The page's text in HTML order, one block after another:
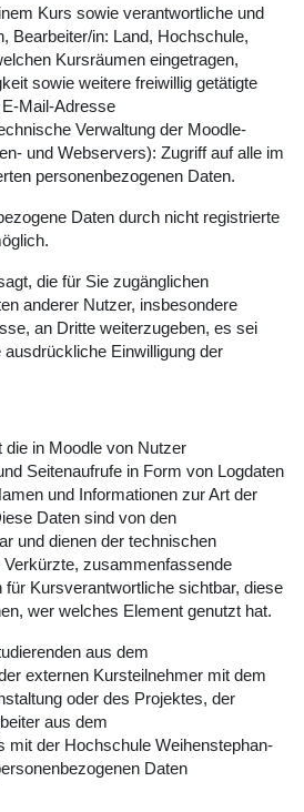
Kurs sowie verantwortliche und
Bearbeiter/in: Land, Hochschule,
Kursräumen eingetragen,
sowie weitere freiwillig getätigte
E-Mail-Adresse
Verwaltung der Moodle-
und Webservers): Zugriff auf alle im
personenbezogenen Daten.
Daten durch nicht registrierte
die für Sie zugänglichen
anderer Nutzer, insbesondere
an Dritte weiterzugeben, es sei
Einwilligung der
in Moodle von Nutzer
Seitenaufrufe in Form von Logdaten
und Informationen zur Art der
Daten sind von den
und dienen der technischen
zusammenfassende
Kursverantwortliche sichtbar, diese
wer welches Element genutzt hat.
aus dem
externen Kursteilnehmer mit dem
oder des Projektes, der
aus dem
mit der Hochschule Weihenstephan-
Daten